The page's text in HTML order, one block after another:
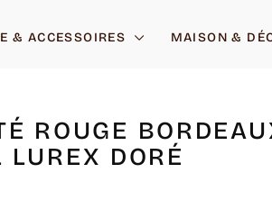
& ACCESSOIRES MAISON &
ROUGE
LUREX DORÉ